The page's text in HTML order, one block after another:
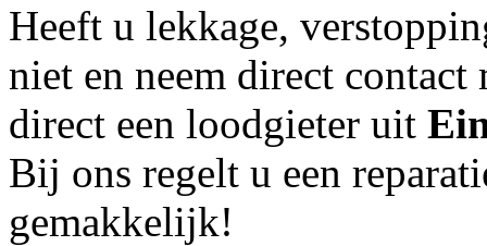
Heeft u lekkage,
niet en neem direct
direct een loodgieter uit
Bij ons regelt u een
gemakkelijk!